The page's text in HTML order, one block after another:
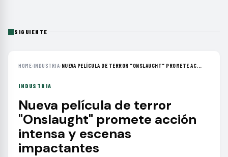
SIGUIENTE
HOME›INDUSTRIA› NUEVA PELÍCULA DE TERROR "ONSLAUGHT" PROMETE AC...
INDUSTRIA
Nueva película de terror
"Onslaught" promete acción
intensa y escenas
impactantes